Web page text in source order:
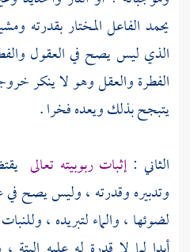
يحمد الفاعل المختار بقدرته
الذي ليس يصح في العقول
الفطرة والعقل وهو لا ينكر
يتبجح بذلك ويعده فخرا .
الثاني :إثبات ربوبيته تعالى
وتدبيره وقدرته ، وليس يصح
لضوئها ، والماء لتبريده ،